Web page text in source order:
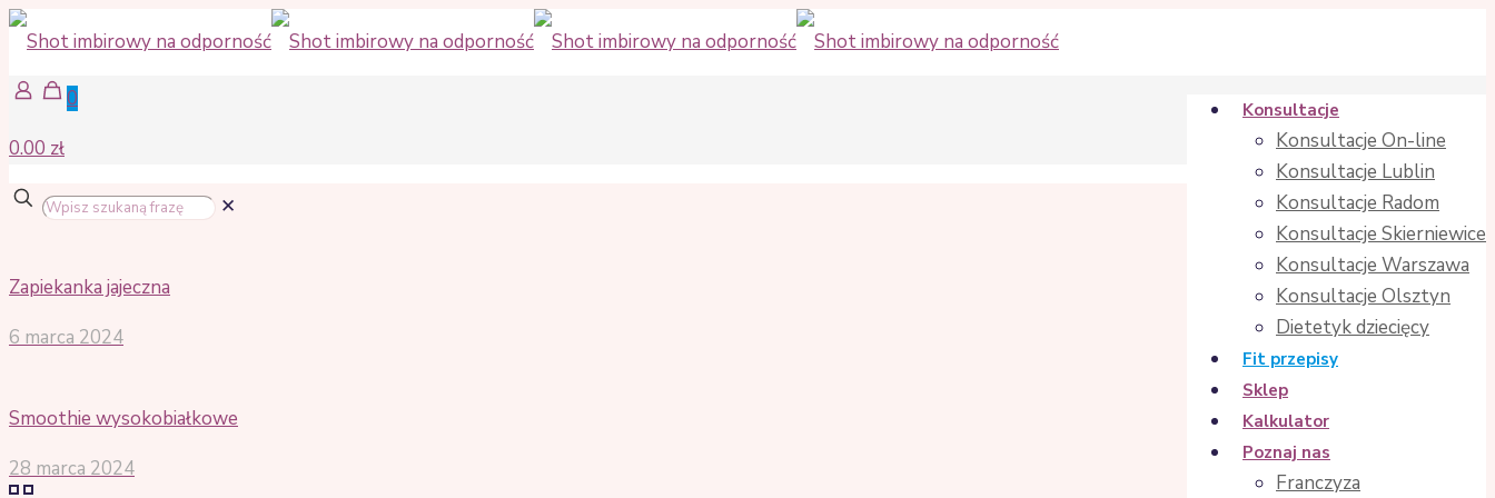
Konsultacje
Konsultacje On-line
Konsultacje Lublin
Konsultacje Radom
Konsultacje Skierniewice
Konsultacje Warszawa
Konsultacje Olsztyn
Dietetyk dziecięcy
Fit przepisy
Sklep
Kalkulator
Poznaj nas
Franczyza
0
0.00 zł
✕
Zapiekanka jajeczna
6 marca 2024
Smoothie wysokobiałkowe
28 marca 2024